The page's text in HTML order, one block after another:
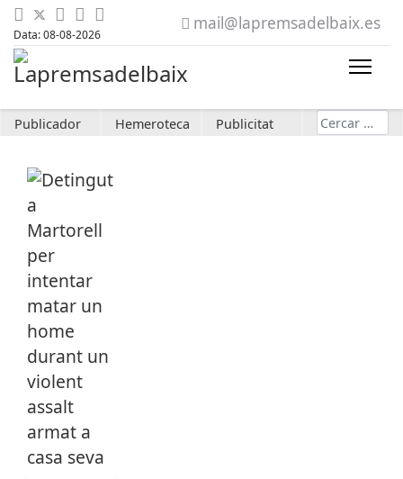
Data: 08-08-2026
mail@lapremsadelbaix.es
Publicador Hemeroteca Publicitat Cerca